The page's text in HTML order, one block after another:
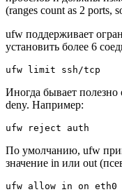
(ranges count as 2 ports,
ufw поддерживает
установить более 6
ufw limit ssh/tcp
Иногда бывает полезно
deny. Например:
ufw reject auth
По умолчанию, ufw
значение in или out
ufw allow in on